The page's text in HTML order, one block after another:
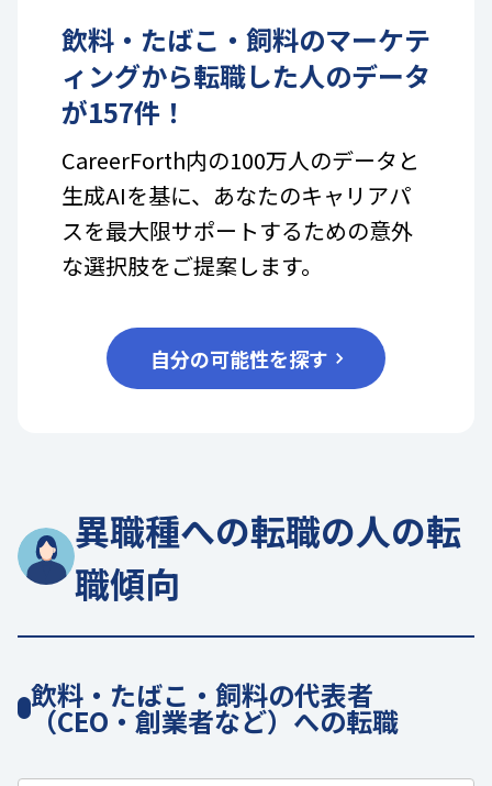
飲料・たばこ・飼料のマーケテ
ィングから転職した人のデータ
が157件！
CareerForth内の100万人のデータと
生成AIを基に、あなたのキャリアパ
スを最大限サポートするための意外
な選択肢をご提案します。
自分の可能性を探す
異職種への転職の人の転
職傾向
飲料・たばこ・飼料の代表者
（CEO・創業者など）への転職